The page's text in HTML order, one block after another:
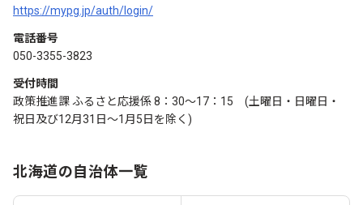
https://mypg.jp/auth/login/
電話番号
050-3355-3823
受付時間
政策推進課 ふるさと応援係 8：30～17：15 (土曜日・日曜日・
祝日及び12月31日～1月5日を除く)
北海道の自治体一覧